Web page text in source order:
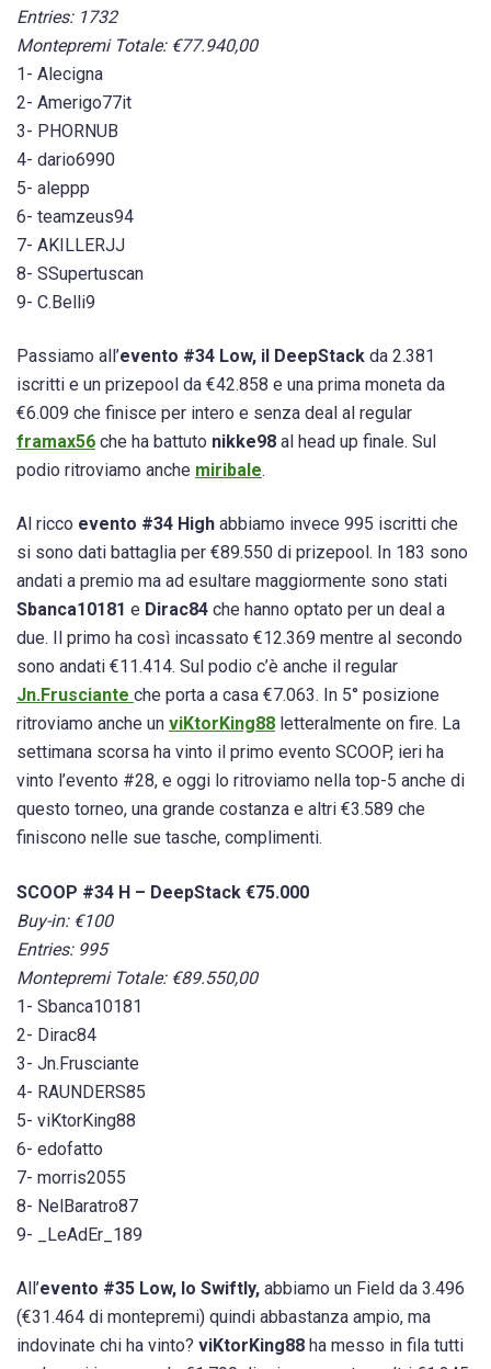
Entries: 1732
Montepremi Totale: €77.940,00
1- Alecigna
2- Amerigo77it
3- PHORNUB
4- dario6990
5- aleppp
6- teamzeus94
7- AKILLERJJ
8- SSupertuscan
9- C.Belli9
Passiamo all’evento #34 Low, il DeepStack da 2.381
iscritti e un prizepool da €42.858 e una prima moneta da
€6.009 che finisce per intero e senza deal al regular
framax56 che ha battuto nikke98 al head up finale. Sul
podio ritroviamo anche miribale.
Al ricco evento #34 High abbiamo invece 995 iscritti che
si sono dati battaglia per €89.550 di prizepool. In 183 sono
andati a premio ma ad esultare maggiormente sono stati
Sbanca10181 e Dirac84 che hanno optato per un deal a
due. Il primo ha così incassato €12.369 mentre al secondo
sono andati €11.414. Sul podio c’è anche il regular
Jn.Frusciante che porta a casa €7.063. In 5° posizione
ritroviamo anche un viKtorKing88 letteralmente on fire. La
settimana scorsa ha vinto il primo evento SCOOP, ieri ha
vinto l’evento #28, e oggi lo ritroviamo nella top-5 anche di
questo torneo, una grande costanza e altri €3.589 che
finiscono nelle sue tasche, complimenti.
SCOOP #34 H – DeepStack €75.000
Buy-in: €100
Entries: 995
Montepremi Totale: €89.550,00
1- Sbanca10181
2- Dirac84
3- Jn.Frusciante
4- RAUNDERS85
5- viKtorKing88
6- edofatto
7- morris2055
8- NelBaratro87
9- _LeAdEr_189
All’evento #35 Low, lo Swiftly, abbiamo un Field da 3.496
(€31.464 di montepremi) quindi abbastanza ampio, ma
indovinate chi ha vinto? viKtorKing88 ha messo in fila tutti